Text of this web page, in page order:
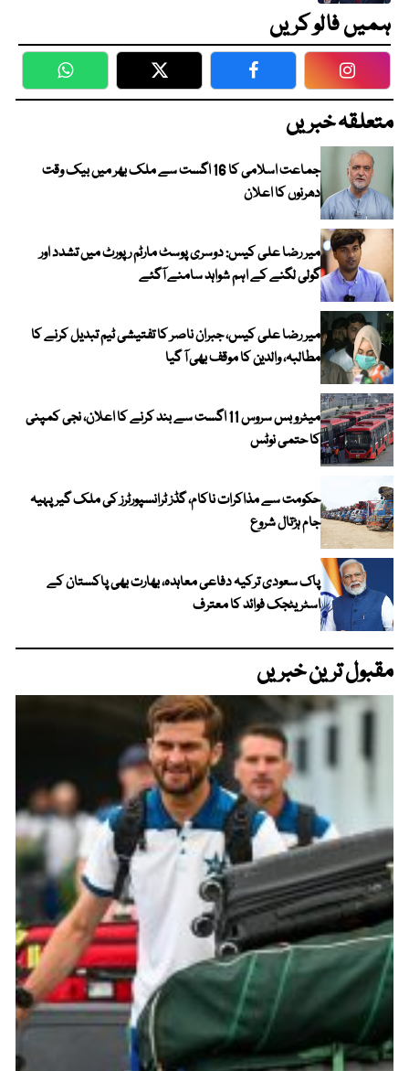
ہمیں فالو کریں
WhatsApp Twitter Facebook
متعلقہ خبریں
جماعت اسلامی کا 16 اگست سے ملک بھر میں بیک وقت
دھرنوں کا اعلان
میر رضا علی کیس: دوسری پوسٹ مارٹم رپورٹ میں تشدد اور
گولی لگنے کے اہم شواہد سامنے آگئے
میر رضا علی کیس، جبران ناصر کا تفتیشی ٹیم تبدیل کرنے کا
مطالبہ، والدین کا موقف بھی آ گیا
میٹرو بس سروس 11 اگست سے بند کرنے کا اعلان، نجی کمپنی
کا حتمی نوٹس
حکومت سے مذاکرات ناکام، گڈز ٹرانسپورٹرز کی ملک گیر پہیہ
جام ہڑتال شروع
پاک سعودی ترکیہ دفاعی معاہدہ، بھارت بھی پاکستان کے
اسٹریٹجک فوائد کا معترف
مقبول ترین خبریں